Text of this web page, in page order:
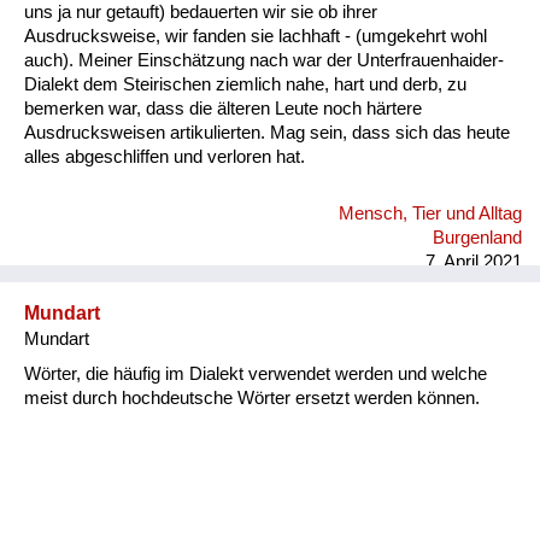
uns ja nur getauft) bedauerten wir sie ob ihrer
Ausdrucksweise, wir fanden sie lachhaft - (umgekehrt wohl
auch). Meiner Einschätzung nach war der Unterfrauenhaider-
Dialekt dem Steirischen ziemlich nahe, hart und derb, zu
bemerken war, dass die älteren Leute noch härtere
Ausdrucksweisen artikulierten. Mag sein, dass sich das heute
alles abgeschliffen und verloren hat.
Mensch, Tier und Alltag
Burgenland
7. April 2021
Mundart
Mundart
Wörter, die häufig im Dialekt verwendet werden und welche
meist durch hochdeutsche Wörter ersetzt werden können.